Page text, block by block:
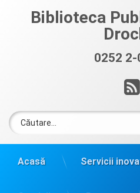
Biblioteca
0252
Acasă Servicii